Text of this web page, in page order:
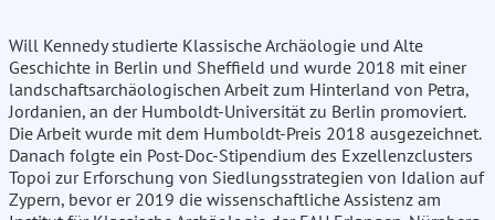
Will Kennedy studierte Klassische Archäologie und Alte
Geschichte in Berlin und Sheffield und wurde 2018 mit einer
landschaftsarchäologischen Arbeit zum Hinterland von Petra,
Jordanien, an der Humboldt-Universität zu Berlin promoviert.
Die Arbeit wurde mit dem Humboldt-Preis 2018 ausgezeichnet.
Danach folgte ein Post-Doc-Stipendium des Exzellenzclusters
Topoi zur Erforschung von Siedlungsstrategien von Idalion auf
Zypern, bevor er 2019 die wissenschaftliche Assistenz am